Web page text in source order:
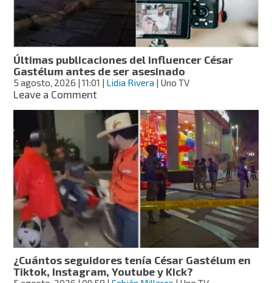
Últimas publicaciones del influencer César
Gastélum antes de ser asesinado
5 agosto, 2026 | 11:01 | Lidia Rivera | Uno TV
Leave a Commenton
publicaciones
del
influencer
César
Gastélum
antes
de
ser
asesinado
¿Cuántos seguidores tenía César Gastélum en
Tiktok, Instagram, Youtube y Kick?